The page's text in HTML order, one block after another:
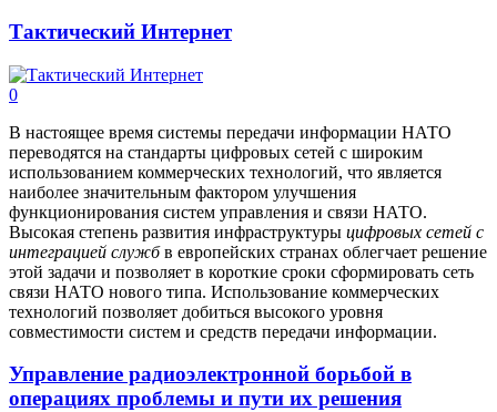
Тактический Интернет
0
В настоящее время системы передачи информации НАТО
переводятся на стандарты цифровых сетей с широким
использованием коммерческих технологий, что является
наиболее значительным фактором улучшения
функционирования систем управления и связи НАТО.
Высокая степень развития инфраструктуры цифровых сетей с
интеграцией службв европейских странах облегчает решение
этой задачи и позволяет в короткие сроки сформировать сеть
связи НАТО нового типа. Использование коммерческих
технологий позволяет добиться высокого уровня
совместимости систем и средств передачи информации.
Управление радиоэлектронной борьбой в
операциях проблемы и пути их решения